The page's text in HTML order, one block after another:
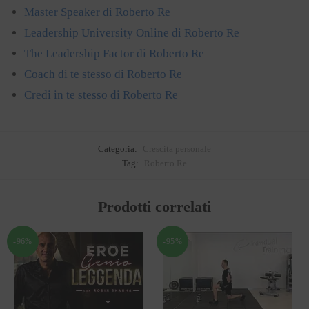
Master Speaker di Roberto Re
Leadership University Online di Roberto Re
The Leadership Factor di Roberto Re
Coach di te stesso di Roberto Re
Credi in te stesso di Roberto Re
Categoria:
Tag:
Prodotti correlati
-96% -95%